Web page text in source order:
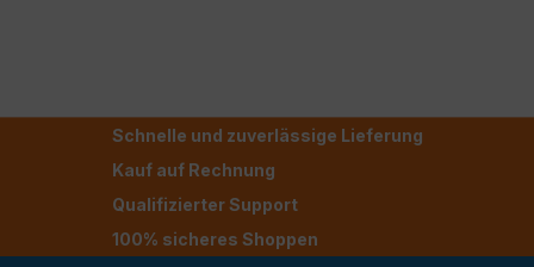
Schnelle und zuverlässige Lieferung
Kauf auf Rechnung
Qualifizierter Support
100% sicheres Shoppen